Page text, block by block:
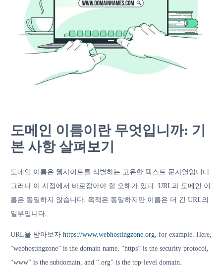
도메인 이름이란 무엇입니까: 기
본 사항 살펴보기
도메인 이름은 웹사이트를 식별하는 고유한 텍스트 문자열입니다.
그러나 이 시점에서 바로잡아야 할 오해가 있다. URL과 도메인 이
름은 동일하지 않습니다. 목적은 동일하지만 이름은 더 긴 URL의
일부입니다.
URL을 받아보자 https://www.webhostingzone.org, for example. Here,
“webhostingzone” is the domain name, “https” is the security protocol,
“www” is the subdomain, and “.org” is the top-level domain.